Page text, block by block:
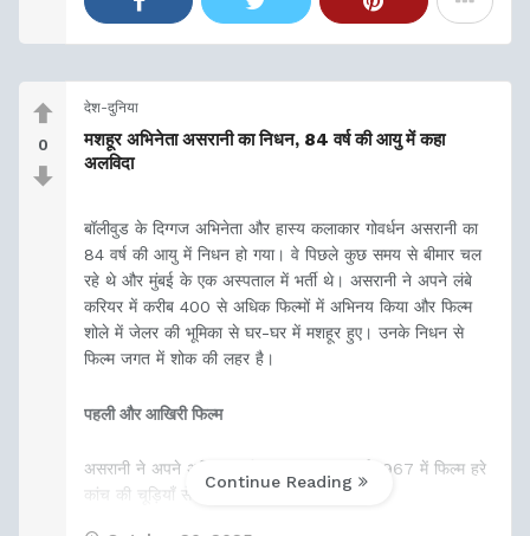
0
देश-दुनिया
मशहूर अभिनेता असरानी का निधन, 84 वर्ष की आयु में कहा
अलविदा
बॉलीवुड के दिग्गज अभिनेता और हास्य कलाकार गोवर्धन असरानी का
84 वर्ष की आयु में निधन हो गया। वे पिछले कुछ समय से बीमार चल
रहे थे और मुंबई के एक अस्पताल में भर्ती थे। असरानी ने अपने लंबे
करियर में करीब 400 से अधिक फिल्मों में अभिनय किया और फिल्म
शोले में जेलर की भूमिका से घर-घर में मशहूर हुए। उनके निधन से
फिल्म जगत में शोक की लहर है।
पहली और आखिरी फिल्म
असरानी ने अपने अभिनय करियर की शुरुआत वर्ष 1967 में फिल्म हरे
कांच की चूड़ियाँ से की थी।
Continue Reading